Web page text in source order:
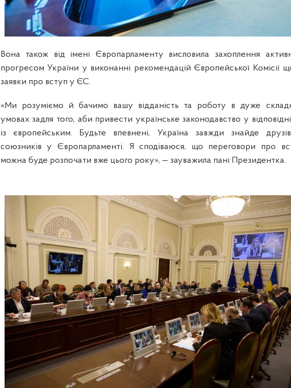
Вона також від імені Європарламенту висловила захоплення
прогресом України у виконанні рекомендацій Європейської Комісії
заявки про вступ у ЄС.
«Ми розуміємо й бачимо вашу відданість та роботу в дуже
умовах задля того, аби привести українське законодавство у
із європейським. Будьте впевнені, Україна завжди знайде
союзників у Європарламенті. Я сподіваюся, що переговори про
можна буде розпочати вже цього року», — зауважила пані Президентка.